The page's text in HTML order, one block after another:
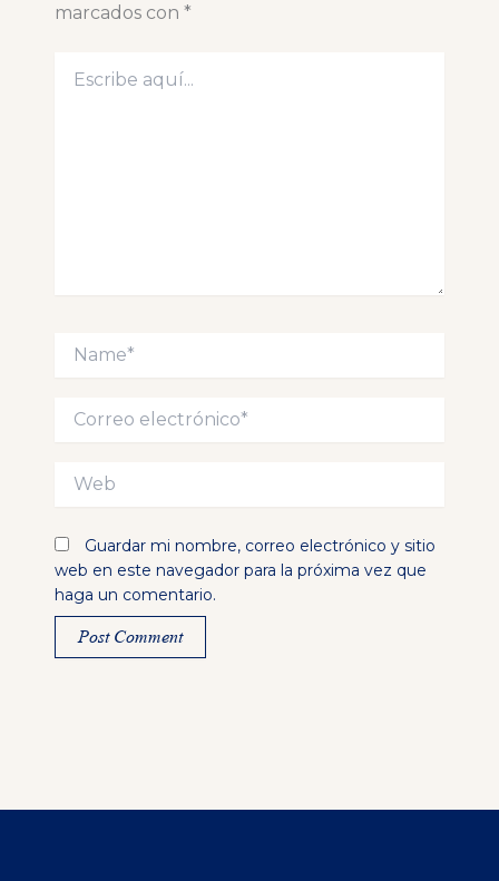
marcados con *
aquí...
electrónico*
Guardar mi nombre, correo electrónico y sitio
web en este navegador para la próxima vez que
haga un comentario.